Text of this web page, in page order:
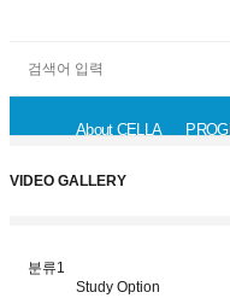
About CELLA
VIDEO GALLERY
분류1
Study Option